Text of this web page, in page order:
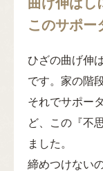
このサポー
ひざの曲げ伸
です。家の階
それでサポー
ど、この『不
ました。
締めつけない